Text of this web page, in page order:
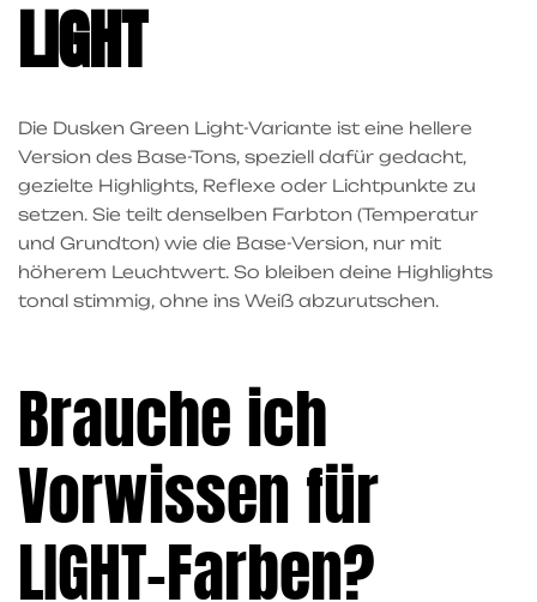
LIGHT
Die Dusken Green Light-Variante ist eine hellere
Version des Base-Tons, speziell dafür gedacht,
gezielte Highlights, Reflexe oder Lichtpunkte zu
setzen. Sie teilt denselben Farbton (Temperatur
und Grundton) wie die Base-Version, nur mit
höherem Leuchtwert. So bleiben deine Highlights
tonal stimmig, ohne ins Weiß abzurutschen.
Brauche ich
Vorwissen für
LIGHT-Farben?